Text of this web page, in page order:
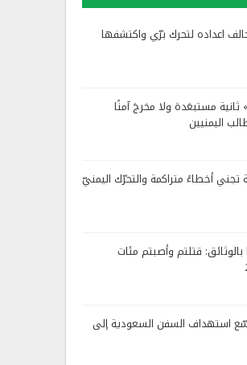
اعداده لتحرك برّي واكتشفها
ثانية مستبعَدة ولا مخرجَ آمنًا
اليمنيين
تجني أخطاءً متراكمة والتحرّك اليمنيّ
قتلتم وأصبتم مئات
استهداف السفن السعودية إلى